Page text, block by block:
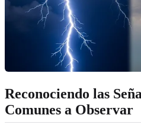
Reconociendo las
Comunes a Observar